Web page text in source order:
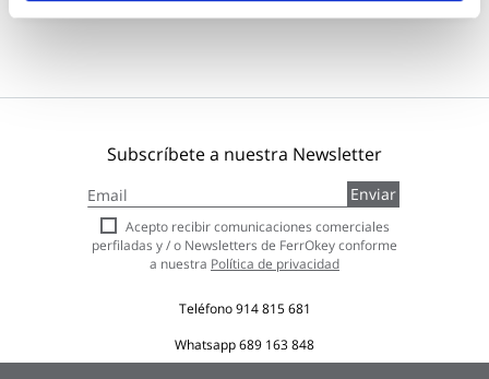
Subscríbete a nuestra Newsletter
a
nuestro
boletín
de
Enviar
Acepto recibir comunicaciones comerciales
perfiladas y / o Newsletters de FerrOkey conforme
a nuestra Política de privacidad
Teléfono914 815 681
Whatsapp689 163 848